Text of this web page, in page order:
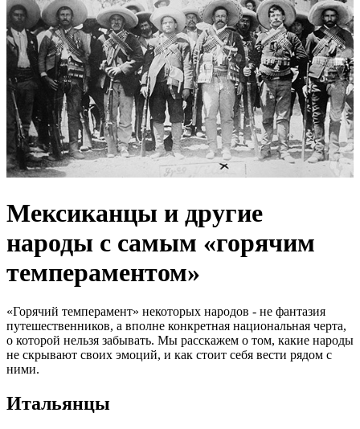
Мексиканцы и другие
народы с самым «горячим
темпераментом»
«Горячий темперамент» некоторых народов - не фантазия
путешественников, а вполне конкретная национальная черта,
о которой нельзя забывать. Мы расскажем о том, какие народы
не скрывают своих эмоций, и как стоит себя вести рядом с
ними.
Итальянцы